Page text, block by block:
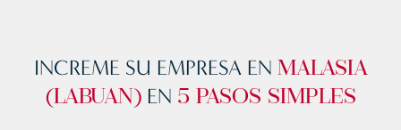
INCREME SU EMPRESA EN MALASIA
(LABUAN)EN 5 PASOS SIMPLES